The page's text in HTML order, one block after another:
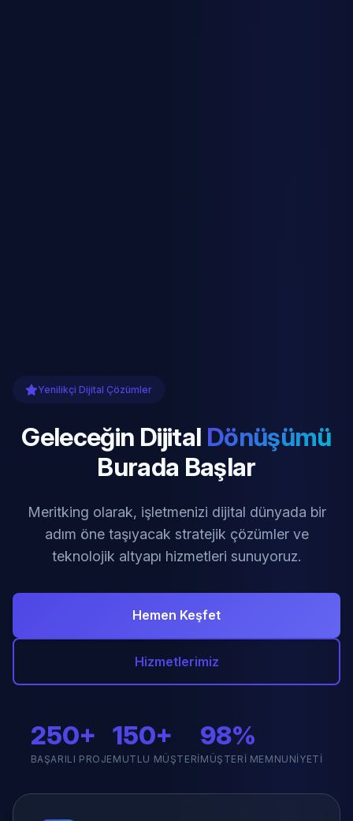
Yenilikçi Dijital Çözümler
Geleceğin Dijital Dönüşümü
Burada Başlar
Meritking olarak, işletmenizi dijital dünyada bir
adım öne taşıyacak stratejik çözümler ve
teknolojik altyapı hizmetleri sunuyoruz.
Hemen Keşfet
Hizmetlerimiz
250+
BAŞARILI PROJE
150+
MUTLU MÜŞTERI
98%
MÜŞTERI MEMNUNIYETI